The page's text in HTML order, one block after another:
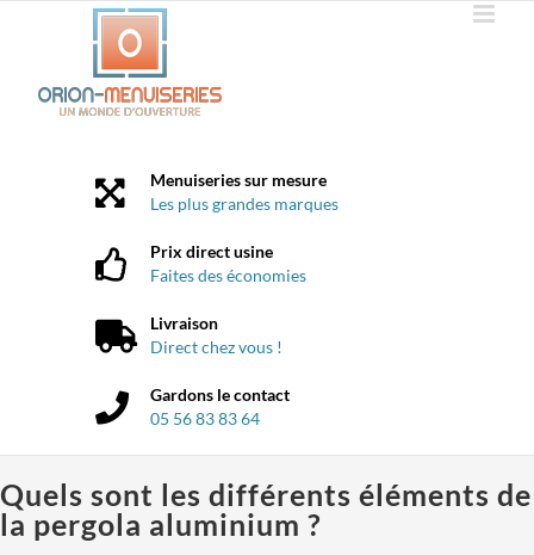
Menuiseries sur mesure
Les plus grandes marques
Prix direct usine
Faites des économies
Livraison
Direct chez vous !
Gardons le contact
05 56 83 83 64
Quels sont les différents éléments de
la pergola aluminium ?